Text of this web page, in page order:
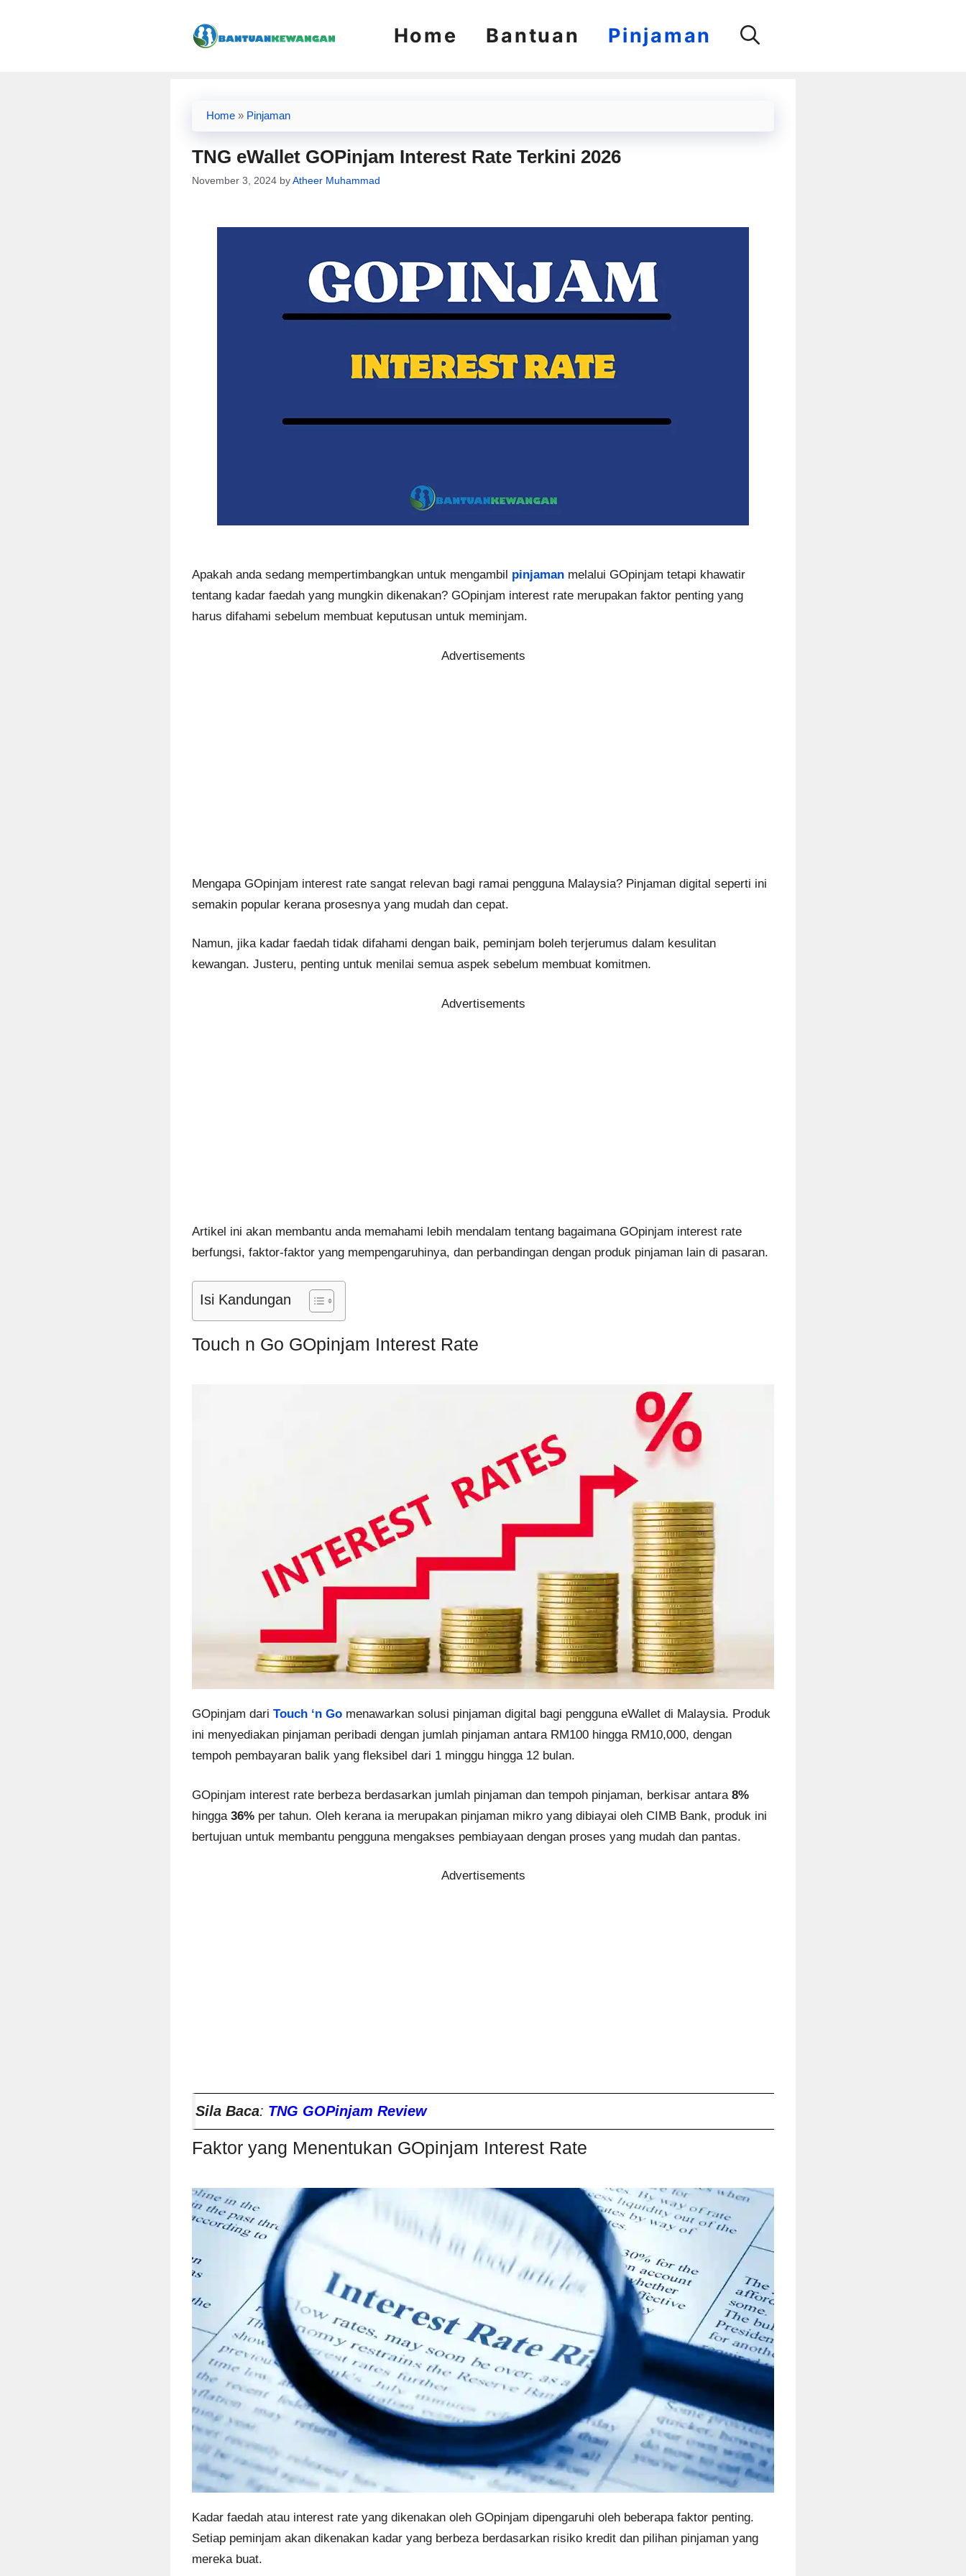
Home Bantuan Pinjaman
Home » Pinjaman
TNG eWallet GOPinjam Interest Rate Terkini 2026
November 3, 2024 byAtheer Muhammad
Apakah anda sedang mempertimbangkan untuk mengambil pinjaman melalui GOpinjam tetapi khawatir
tentang kadar faedah yang mungkin dikenakan? GOpinjam interest rate merupakan faktor penting yang
harus difahami sebelum membuat keputusan untuk meminjam.
Advertisements
Mengapa GOpinjam interest rate sangat relevan bagi ramai pengguna Malaysia? Pinjaman digital seperti ini
semakin popular kerana prosesnya yang mudah dan cepat.
Namun, jika kadar faedah tidak difahami dengan baik, peminjam boleh terjerumus dalam kesulitan
kewangan. Justeru, penting untuk menilai semua aspek sebelum membuat komitmen.
Advertisements
Artikel ini akan membantu anda memahami lebih mendalam tentang bagaimana GOpinjam interest rate
berfungsi, faktor-faktor yang mempengaruhinya, dan perbandingan dengan produk pinjaman lain di pasaran.
Isi Kandungan
Touch n Go GOpinjam Interest Rate
GOpinjam dari Touch ‘n Go menawarkan solusi pinjaman digital bagi pengguna eWallet di Malaysia. Produk
ini menyediakan pinjaman peribadi dengan jumlah pinjaman antara RM100 hingga RM10,000, dengan
tempoh pembayaran balik yang fleksibel dari 1 minggu hingga 12 bulan.
GOpinjam interest rate berbeza berdasarkan jumlah pinjaman dan tempoh pinjaman, berkisar antara 8%
hingga 36% per tahun. Oleh kerana ia merupakan pinjaman mikro yang dibiayai oleh CIMB Bank, produk ini
bertujuan untuk membantu pengguna mengakses pembiayaan dengan proses yang mudah dan pantas.
Advertisements
Sila Baca: TNG GOPinjam Review
Faktor yang Menentukan GOpinjam Interest Rate
Kadar faedah atau interest rate yang dikenakan oleh GOpinjam dipengaruhi oleh beberapa faktor penting.
Setiap peminjam akan dikenakan kadar yang berbeza berdasarkan risiko kredit dan pilihan pinjaman yang
mereka buat.